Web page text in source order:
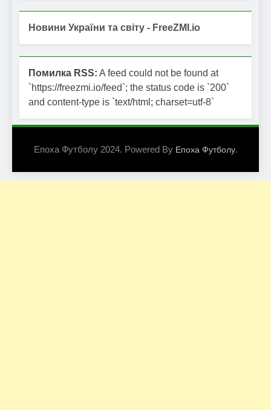
Новини України та світу - FreeZMI.io
Помилка RSS: A feed could not be found at
`https://freezmi.io/feed`; the status code is `200`
and content-type is `text/html; charset=utf-8`
Епоха Футболу 2024. Powered By Епоха Футболу.